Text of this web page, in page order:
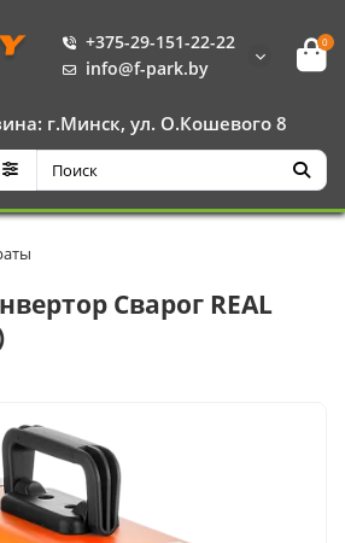
+375-29-151-22-22
info@f-park.by
0
г.Минск, ул. О.Кошевого 8
Сварог REAL